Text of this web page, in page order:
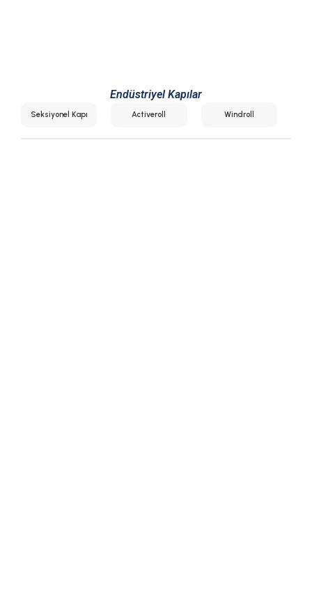
Endüstriyel Kapılar
Seksiyonel Kapı Activeroll Windroll